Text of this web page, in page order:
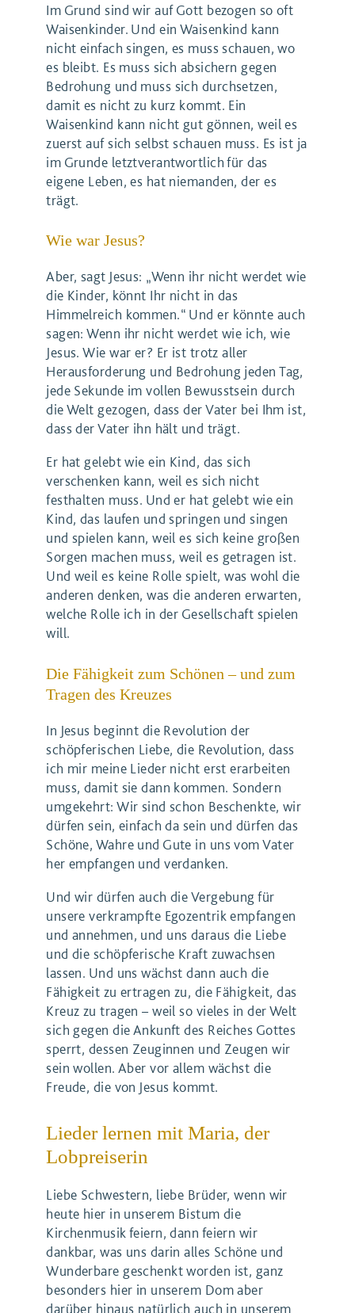
Im Grund sind wir auf Gott bezogen so oft
Waisenkinder. Und ein Waisenkind kann
nicht einfach singen, es muss schauen, wo
es bleibt. Es muss sich absichern gegen
Bedrohung und muss sich durchsetzen,
damit es nicht zu kurz kommt. Ein
Waisenkind kann nicht gut gönnen, weil es
zuerst auf sich selbst schauen muss. Es ist ja
im Grunde letztverantwortlich für das
eigene Leben, es hat niemanden, der es
trägt.
Wie war Jesus?
Aber, sagt Jesus: „Wenn ihr nicht werdet wie
die Kinder, könnt Ihr nicht in das
Himmelreich kommen.“ Und er könnte auch
sagen: Wenn ihr nicht werdet wie ich, wie
Jesus. Wie war er? Er ist trotz aller
Herausforderung und Bedrohung jeden Tag,
jede Sekunde im vollen Bewusstsein durch
die Welt gezogen, dass der Vater bei Ihm ist,
dass der Vater ihn hält und trägt.
Er hat gelebt wie ein Kind, das sich
verschenken kann, weil es sich nicht
festhalten muss. Und er hat gelebt wie ein
Kind, das laufen und springen und singen
und spielen kann, weil es sich keine großen
Sorgen machen muss, weil es getragen ist.
Und weil es keine Rolle spielt, was wohl die
anderen denken, was die anderen erwarten,
welche Rolle ich in der Gesellschaft spielen
will.
Die Fähigkeit zum Schönen – und zum
Tragen des Kreuzes
In Jesus beginnt die Revolution der
schöpferischen Liebe, die Revolution, dass
ich mir meine Lieder nicht erst erarbeiten
muss, damit sie dann kommen. Sondern
umgekehrt: Wir sind schon Beschenkte, wir
dürfen sein, einfach da sein und dürfen das
Schöne, Wahre und Gute in uns vom Vater
her empfangen und verdanken.
Und wir dürfen auch die Vergebung für
unsere verkrampfte Egozentrik empfangen
und annehmen, und uns daraus die Liebe
und die schöpferische Kraft zuwachsen
lassen. Und uns wächst dann auch die
Fähigkeit zu ertragen zu, die Fähigkeit, das
Kreuz zu tragen – weil so vieles in der Welt
sich gegen die Ankunft des Reiches Gottes
sperrt, dessen Zeuginnen und Zeugen wir
sein wollen. Aber vor allem wächst die
Freude, die von Jesus kommt.
Lieder lernen mit Maria, der
Lobpreiserin
Liebe Schwestern, liebe Brüder, wenn wir
heute hier in unserem Bistum die
Kirchenmusik feiern, dann feiern wir
dankbar, was uns darin alles Schöne und
Wunderbare geschenkt worden ist, ganz
besonders hier in unserem Dom aber
darüber hinaus natürlich auch in unserem